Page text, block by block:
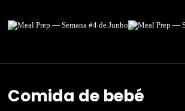
Comida de bebé